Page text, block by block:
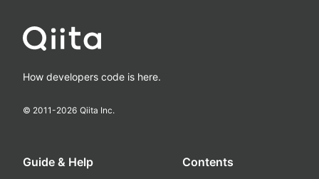
How developers code is here.
© 2011-2026 Qiita Inc.
Guide & Help Contents